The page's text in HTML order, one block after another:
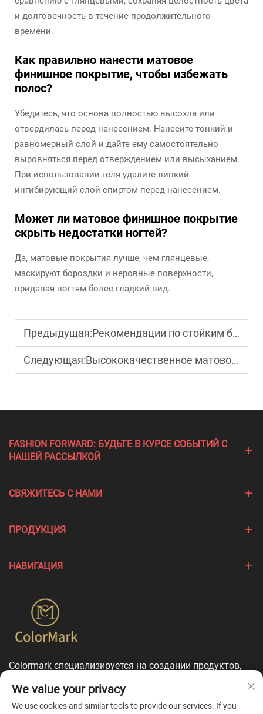
и долговечность в течение продолжительного
времени.
Как правильно нанести матовое
финишное покрытие, чтобы избежать
полос?
Убедитесь, что основа полностью высохла или
отвердилась перед нанесением. Нанесите тонкий и
равномерный слой и дайте ему самостоятельно
выровняться перед отверждением или высыханием.
При использовании геля удалите липкий
ингибирующий слой спиртом перед нанесением.
Может ли матовое финишное покрытие
скрыть недостатки ногтей?
Да, матовые покрытия лучше, чем глянцевые,
маскируют бороздки и неровные поверхности,
придавая ногтям более гладкий вид.
Предыдущая:Рекомендации по стойким базовым покрытиям для салонов
Следующая:Высококачественное матовое защитное покрытие для брендинга
FASHION FORWARD: БУДЬТЕ В КУРСЕ СОБЫТИЙ С
НАШЕЙ РАССЫЛКОЙ
СВЯЖИТЕСЬ С НАМИ
ПРОДУКЦИЯ
НАВИГАЦИЯ
Colormark специализируется на создании продуктов,
брендов, и предлагает комплексные услуги по
индивидуальной настройке.
We value your privacy
We use cookies and similar tools to provide our services. If you